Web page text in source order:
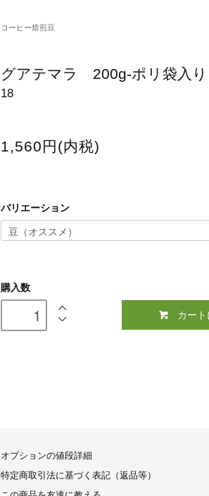
コーヒー焙煎豆
グアテマラ 200g-ポリ袋入り
18
1,560円(内税)
バリエーション
購入数
カー
オプションの値段詳細
特定商取引法に基づく表記（返品等）